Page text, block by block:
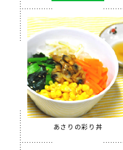
あさりの彩り丼